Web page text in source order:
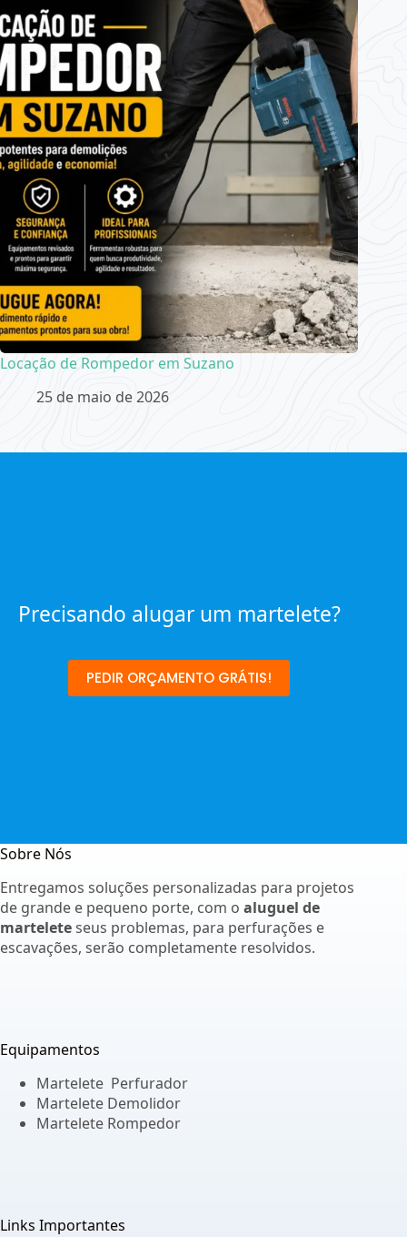
Locação de Rompedor em Suzano
25 de maio de 2026
Precisando alugar um martelete?
PEDIR ORÇAMENTO GRÁTIS!
Sobre Nós
Entregamos soluções personalizadas para projetos
de grande e pequeno porte, com o aluguel de
marteleteseus problemas, para perfurações e
escavações, serão completamente resolvidos.
Equipamentos
Martelete Perfurador
Martelete Demolidor
Martelete Rompedor
Links Importantes